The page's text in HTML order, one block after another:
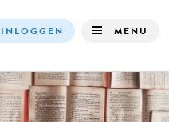
navigation
INLOGGEN MENU